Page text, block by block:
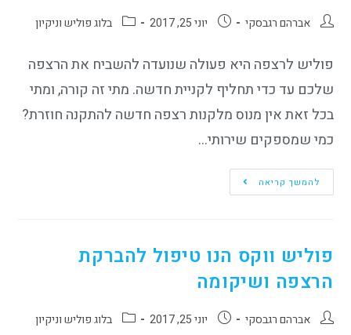
אברהם רגבסקי יוני 25, 2017 בלוג פוליש וניקיון
פוליש לרצפה היא פעולה שנועדה להשביח את הרצפה
שלכם עד כדי תחליף לקניית חדשה. מתי זה קורה, ומתי
בכל זאת אין מנוס מלקנות רצפה חדשה להתקנה חוזרת?
כמי שמספקים שירותי…
להמשך קריאה
פוליש ווקס הנו טיפול להברקת
הרצפה ושיקומה
אברהם רגבסקי יוני 25, 2017 בלוג פוליש וניקיון